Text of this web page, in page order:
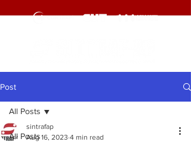
Post
All Posts
All Posts
sintrafap
Aug 16, 2023 4 min read